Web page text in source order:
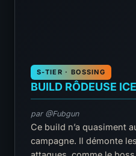
S-TIER · BOSSING
BUILD RÔDEUSE
par @Fubgun
Ce build n’a quasiment
campagne. Il démonte